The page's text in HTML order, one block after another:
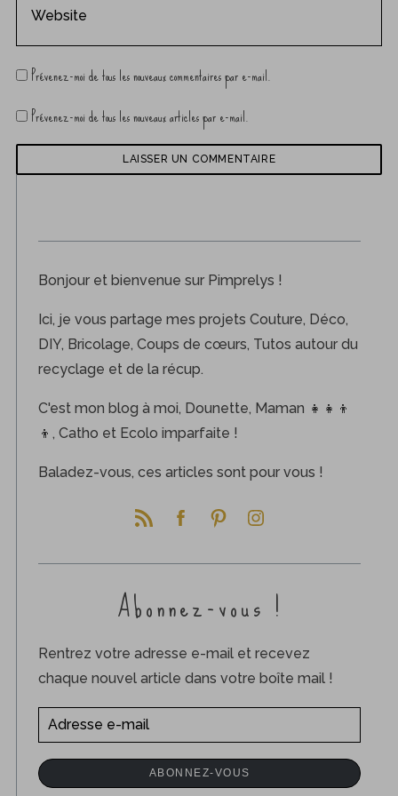
Prévenez-moi de tous les nouveaux commentaires par e-mail.
Prévenez-moi de tous les nouveaux articles par e-mail.
Bonjour et bienvenue sur Pimprelys !
Ici, je vous partage mes projets Couture, Déco,
DIY, Bricolage, Coups de cœurs, Tutos autour du
recyclage et de la récup.
C'est mon blog à moi, Dounette, Maman 👧👧👦
👦, Catho et Ecolo imparfaite !
Baladez-vous, ces articles sont pour vous !
Abonnez-vous !
Rentrez votre adresse e-mail et recevez
chaque nouvel article dans votre boîte mail !
d
r
ABONNEZ-VOUS